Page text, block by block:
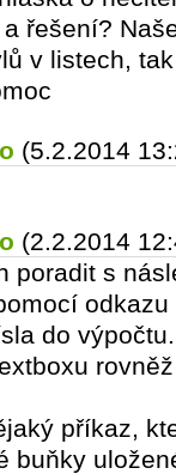
řešení?
v listech,
(5.2.2014
(2.2.2014
poradit s
do
příkaz,
buňky